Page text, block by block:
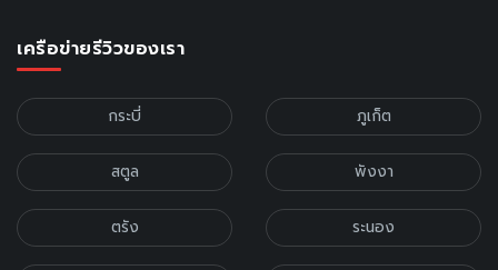
เครือข่ายรีวิวของเรา
กระบี่ ภูเก็ต
สตูล พังงา
ตรัง ระนอง